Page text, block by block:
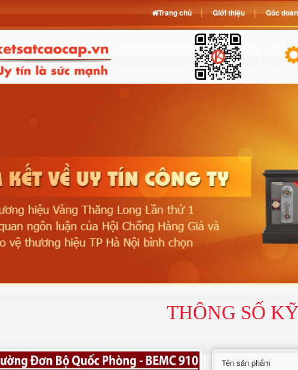
THÔNG SỐ
Tên sản phẩm
Trang chủ Giới thiệu Góc